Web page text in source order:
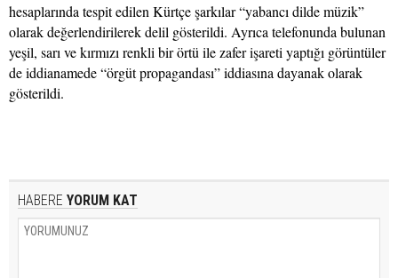
hesaplarında tespit edilen Kürtçe şarkılar “yabancı dilde müzik”
olarak değerlendirilerek delil gösterildi. Ayrıca telefonunda bulunan
yeşil, sarı ve kırmızı renkli bir örtü ile zafer işareti yaptığı görüntüler
de iddianamede “örgüt propagandası” iddiasına dayanak olarak
gösterildi.
HABERE YORUM KAT